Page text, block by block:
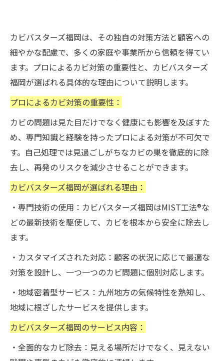
カビバスターズ福岡は、その独自の対策方法と顧客への
細やかな配慮で、多くの家庭や事業所から信頼を得てい
ます。プロによるカビ対策の重要性と、カビバスターズ
福岡が選ばれる具体的な理由について説明します。
プロによるカビ対策の重要性：
カビの問題は見た目だけでなく健康にも影響を及ぼすた
め、専門知識と経験を持ったプロによる対策が不可欠で
す。自己処理では見過ごしがちなカビの巣を徹底的に除
去し、再発のリスクを減少させることができます。
カビバスターズ福岡が選ばれる理由：
・専門技術の使用：カビバスターズ福岡はMIST工法®な
どの最新技術を駆使して、カビを根本から安全に除去し
ます。
・カスタマイズされた対応：顧客の状況に応じて最適な
対策を設計し、一つ一つのカビ問題に個別対応します。
・地域密着型サービス：九州地方の気候特性を熟知し、
地域に根ざしたサービスを提供します。
カビバスターズ福岡のサービス内容：
・全面的なカビ除去：見える場所だけでなく、見えない